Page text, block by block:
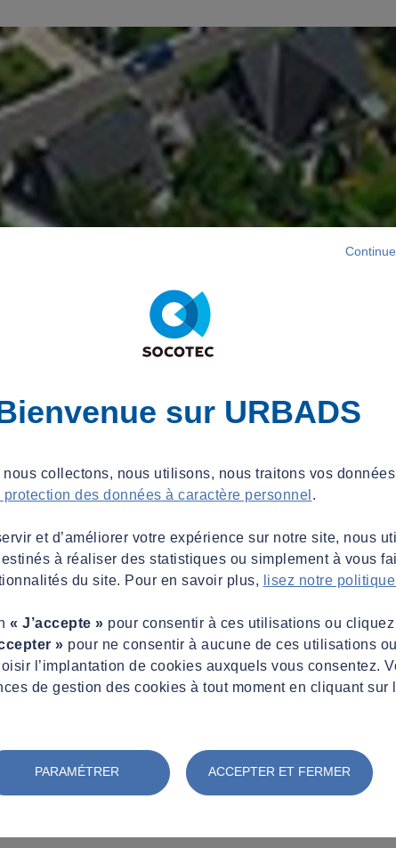
sur URBADS
nous collectons, nous utilisons, nous traitons vos
des données à caractère personnel .
et d’améliorer votre expérience sur notre site, nous
à réaliser des statistiques ou simplement à vous
du site. Pour en savoir plus,
lisez notre
« J’accepte » pour consentir à ces utilisations ou
» pour ne consentir à aucune de ces utilisations
l’implantation de cookies auxquels vous consentez.
de gestion des cookies à tout moment en cliquant sur
PARAMÉTRER ACCEPTER ET FERMER